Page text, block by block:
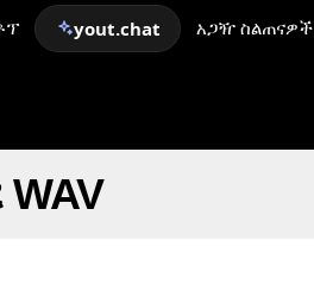
yout.chat አጋዥ ስልጠናዎች